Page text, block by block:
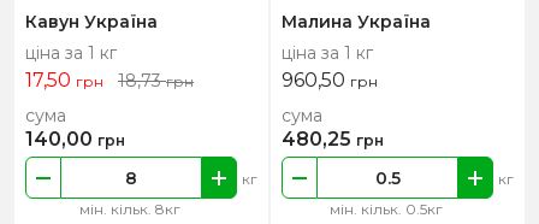
Кавун Україна
ціна за 1 кг
17,50 грн 18,73грн
мін. кільк. 8кг
кг
сума
140,00 грн
Малина Україна
ціна за 1 кг
960,50 грн
мін. кільк. 0.5кг
кг
сума
480,25 грн